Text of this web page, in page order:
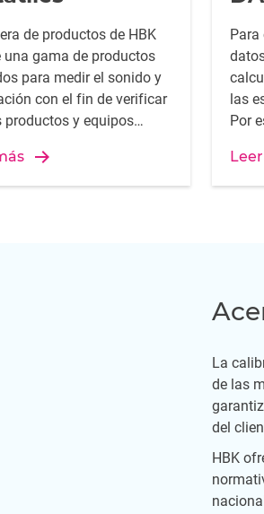
de productos de HBK
una gama de productos
para medir el sonido y
con el fin de verificar
productos y equipos
en este ámbito. Como
de este trabajo,
las
Por
La
de las
del
HBK